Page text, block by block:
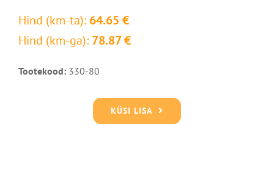
Hind (km-ta): 64.65 €
Hind (km-ga): 78.87 €
Tootekood: 330-80
KÜSI LISA